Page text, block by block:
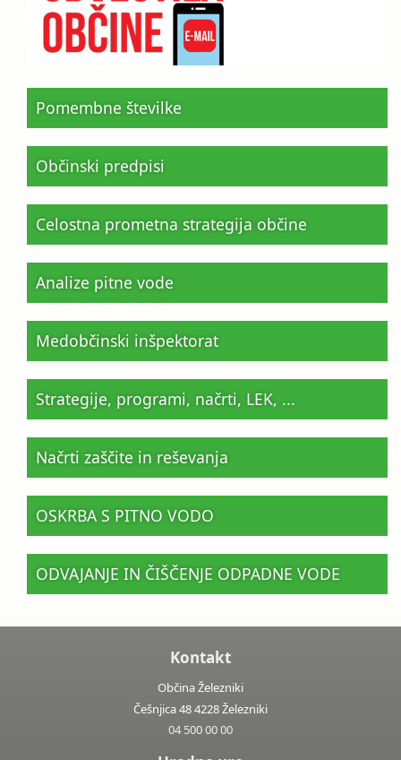
Pomembne številke
Občinski predpisi
Celostna prometna strategija občine
Analize pitne vode
Medobčinski inšpektorat
Strategije, programi, načrti, LEK, ...
Načrti zaščite in reševanja
OSKRBA S PITNO VODO
ODVAJANJE IN ČIŠČENJE ODPADNE VODE
Kontakt
Občina Železniki
Češnjica 48 4228 Železniki
04 500 00 00